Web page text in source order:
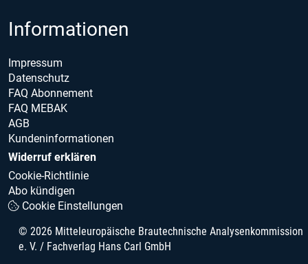
Informationen
Impressum
Datenschutz
FAQ Abonnement
FAQ MEBAK
AGB
Kundeninformationen
Widerruf erklären
Cookie-Richtlinie
Abo kündigen
Cookie Einstellungen
© 2026 Mitteleuropäische Brautechnische Analysenkommission
e. V. / Fachverlag Hans Carl GmbH